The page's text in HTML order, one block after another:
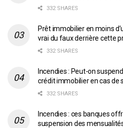
332 SHARES
Prêt immobilier en moins
vrai du faux derrière cette
332 SHARES
Incendies : Peut-on
crédit immobilier en cas de
332 SHARES
Incendies : ces banques
suspension des